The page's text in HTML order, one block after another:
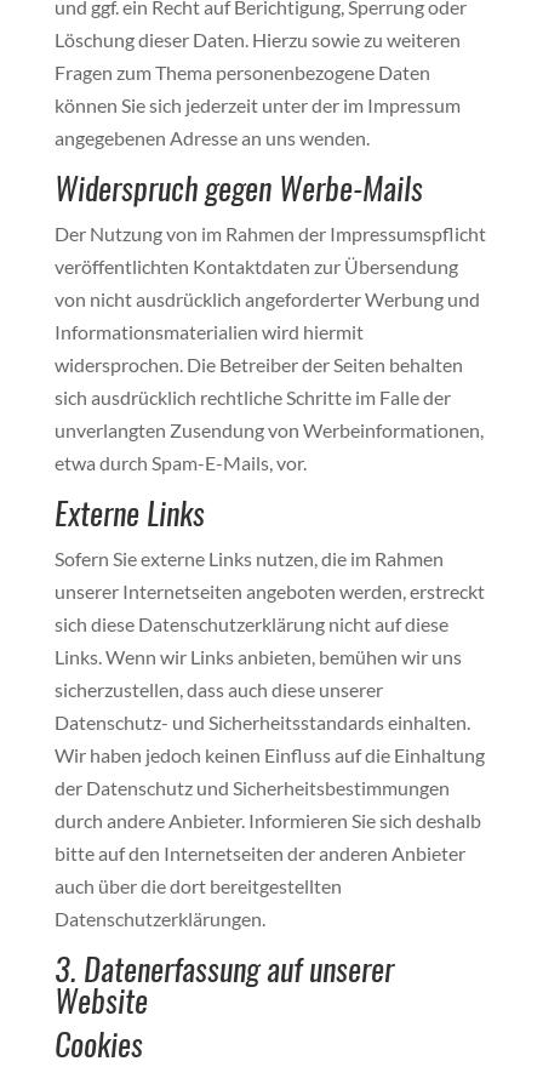
und ggf. ein Recht auf Berichtigung, Sperrung oder
Löschung dieser Daten. Hierzu sowie zu weiteren
Fragen zum Thema personenbezogene Daten
können Sie sich jederzeit unter der im Impressum
angegebenen Adresse an uns wenden.
Widerspruch gegen Werbe-Mails
Der Nutzung von im Rahmen der Impressumspflicht
veröffentlichten Kontaktdaten zur Übersendung
von nicht ausdrücklich angeforderter Werbung und
Informationsmaterialien wird hiermit
widersprochen. Die Betreiber der Seiten behalten
sich ausdrücklich rechtliche Schritte im Falle der
unverlangten Zusendung von Werbeinformationen,
etwa durch Spam-E-Mails, vor.
Externe Links
Sofern Sie externe Links nutzen, die im Rahmen
unserer Internetseiten angeboten werden, erstreckt
sich diese Datenschutzerklärung nicht auf diese
Links. Wenn wir Links anbieten, bemühen wir uns
sicherzustellen, dass auch diese unserer
Datenschutz- und Sicherheitsstandards einhalten.
Wir haben jedoch keinen Einfluss auf die Einhaltung
der Datenschutz und Sicherheitsbestimmungen
durch andere Anbieter. Informieren Sie sich deshalb
bitte auf den Internetseiten der anderen Anbieter
auch über die dort bereitgestellten
Datenschutzerklärungen.
3. Datenerfassung auf unserer
Website
Cookies